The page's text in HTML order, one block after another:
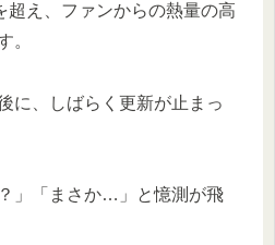
超え、ファンからの熱量の高
。
に、しばらく更新が止まっ
」「まさか…」と憶測が飛